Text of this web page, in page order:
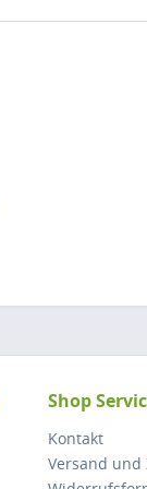
Shop
Kontakt
Versand